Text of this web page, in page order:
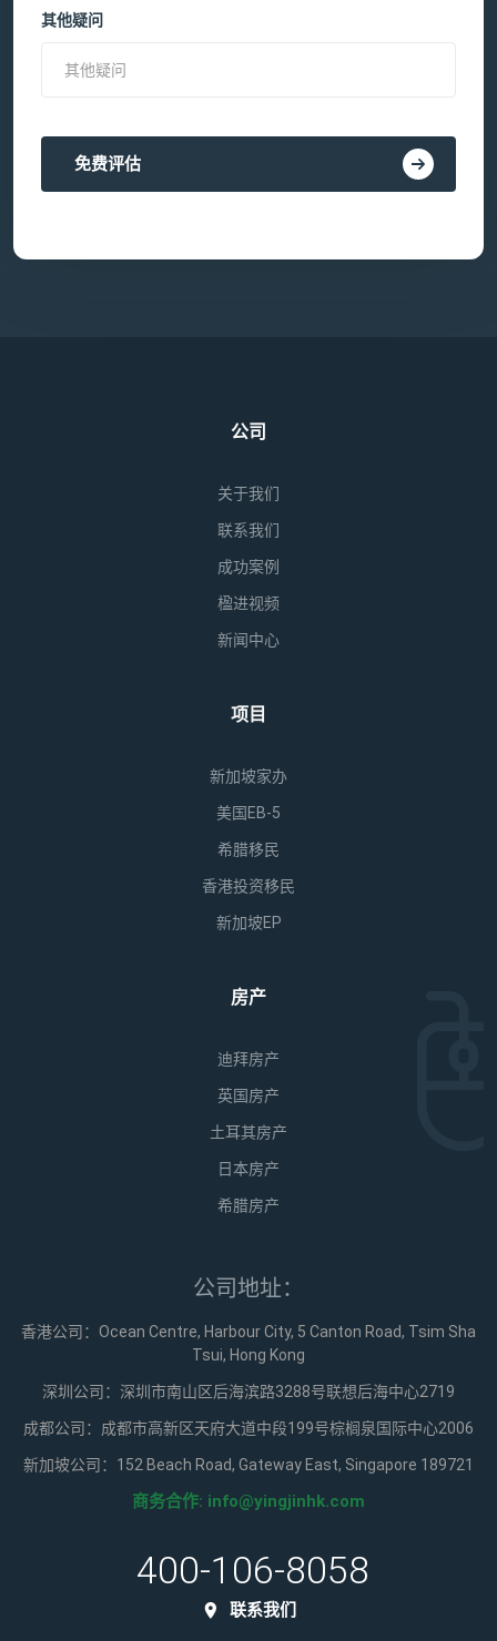
其他疑问
免费评估
公司
关于我们
联系我们
成功案例
楹进视频
新闻中心
项目
新加坡家办
美国EB-5
希腊移民
香港投资移民
新加坡EP
房产
迪拜房产
英国房产
土耳其房产
日本房产
希腊房产
公司地址：
香港公司：Ocean Centre, Harbour City, 5 Canton Road, Tsim Sha
Tsui, Hong Kong
深圳公司：深圳市南山区后海滨路3288号联想后海中心2719
成都公司：成都市高新区天府大道中段199号棕榈泉国际中心2006
新加坡公司：152 Beach Road, Gateway East, Singapore 189721
商务合作: info@yingjinhk.com
400-106-8058
联系我们